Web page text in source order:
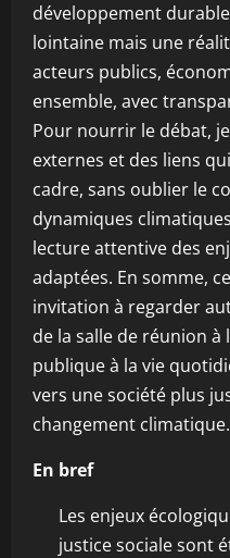
développement
lointaine mais une
acteurs publics,
ensemble, avec
Pour nourrir le débat,
externes et des liens
cadre, sans oublier le
dynamiques
lecture attentive des
adaptées. En somme,
invitation à regarder
de la salle de réunion
publique à la vie
vers une société plus
changement climatique.
En bref
Les enjeux
justice sociale sont